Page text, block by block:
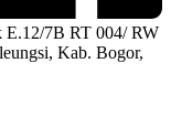
E.12/7B RT 004/ RW
Kab. Bogor,